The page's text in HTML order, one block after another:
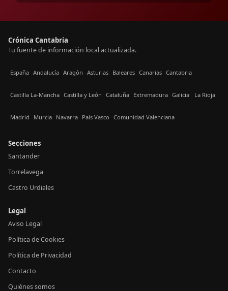
Crónica Cantabria
Tu fuente de información local actualizada.
España Andalucía Aragón Asturias Baleares Canarias Cantabria
Castilla La-Mancha Castilla y León Cataluña Extremadura Galicia La Rioja
Madrid Murcia Navarra País Vasco Comunidad Valenciana
Secciones
Santander
Torrelavega
Castro Urdiales
Legal
Aviso Legal
Política de Cookies
Política de Privacidad
Contacto
Quiénes somos